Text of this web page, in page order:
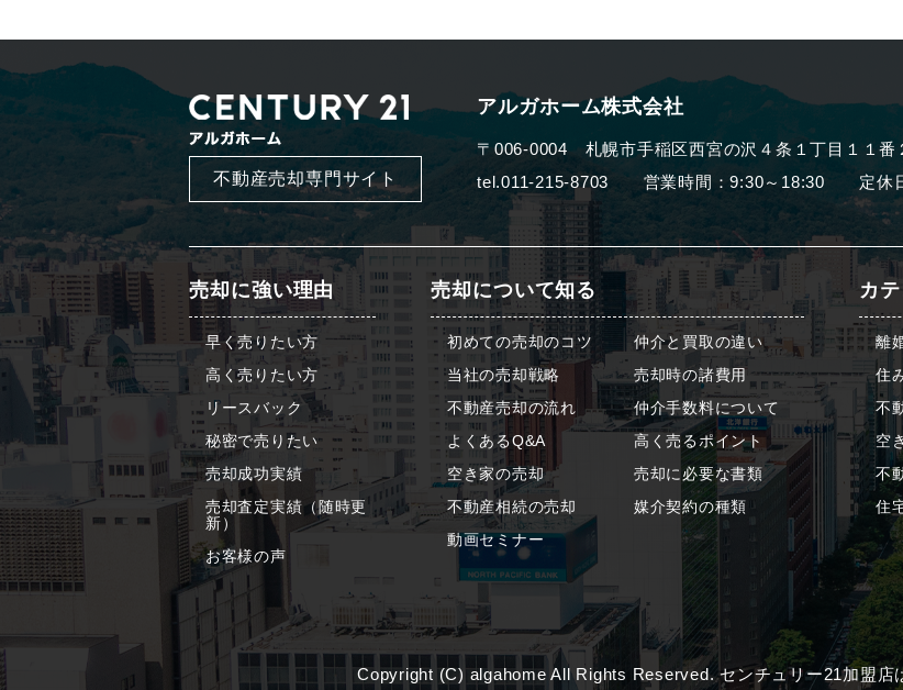
不動産売却専門サイト
アルガホーム株式会社
〒006-0004 札幌市手稲区西宮の沢４条１丁目１１番
tel.011-215-8703 営業時間：9:30～18:30 定休
売却に強い理由
早く売りたい方
高く売りたい方
リースバック
秘密で売りたい
売却成功実績
売却査定実績（随時更
新）
お客様の声
売却について知る
初めての売却のコツ
当社の売却戦略
不動産売却の流れ
よくあるQ&A
空き家の売却
不動産相続の売却
動画セミナー
仲介と買取の違い
売却時の諸費用
仲介手数料について
高く売るポイント
売却に必要な書類
媒介契約の種類
カ
離
住
不
空
不
住
Copyright (C) algahome All Rights Reserved. センチュリー21加盟店